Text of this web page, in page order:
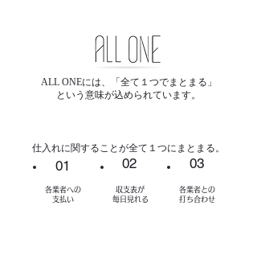
ALL ONEには、「全て１つでまとまる」
という意味が込められています。
​仕入れに関することが全て１つにまとまる。
各業者への
​支払い
01
収支表が
​毎日見れる
02
各業者との
​打ち合わせ
03